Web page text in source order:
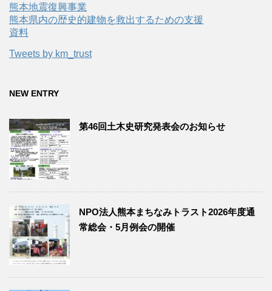
熊本地震復興事業
熊本県内の歴史的建物を救出するための支援
資料
Tweets by km_trust
NEW ENTRY
第46回土木史研究発表会のお知らせ
NPO法人熊本まちなみトラスト2026年度通
常総会・5月例会の開催